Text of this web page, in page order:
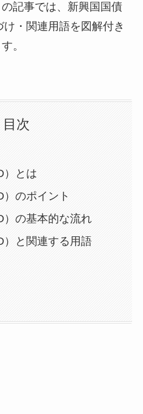
記事では、新興国国債
け・関連用語を図解付き
。
目次
）とは
のポイント
）の基本的な流れ
）と関連する用語